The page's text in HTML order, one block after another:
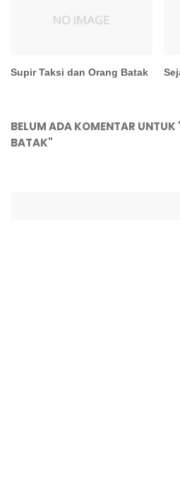
Supir Taksi dan Orang Batak
BELUM ADA KOMENTAR
BATAK"